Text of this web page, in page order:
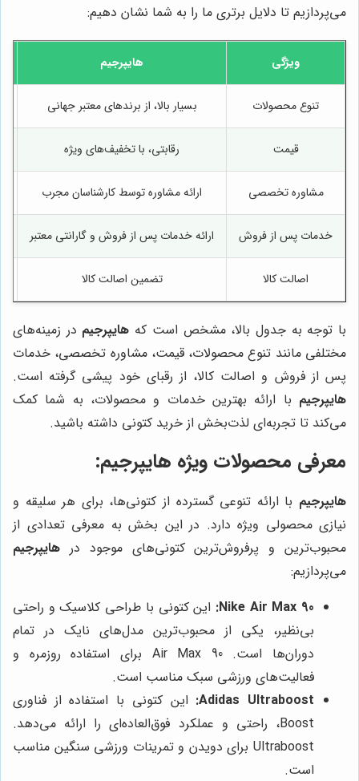
می‌پردازیم تا دلایل برتری ما را به شما نشان دهیم:
ویژگی هایپرجیم
تنوع محصولات بسیار بالا، از برندهای معتبر جهانی
قیمت رقابتی، با تخفیف‌های ویژه
مشاوره تخصصی ارائه مشاوره توسط کارشناسان مجرب
خدمات پس از فروش ارائه خدمات پس از فروش و گارانتی معتبر
اصالت کالا تضمین اصالت کالا
با توجه به جدول بالا، مشخص است که هایپرجیم در زمینه‌های
مختلفی مانند تنوع محصولات، قیمت، مشاوره تخصصی، خدمات
پس از فروش و اصالت کالا، از رقبای خود پیشی گرفته است.
هایپرجیم با ارائه بهترین خدمات و محصولات، به شما کمک
می‌کند تا تجربه‌ای لذت‌بخش از خرید کتونی داشته باشید.
معرفی محصولات ویژه هایپرجیم:
هایپرجیم با ارائه تنوعی گسترده از کتونی‌ها، برای هر سلیقه و
نیازی محصولی ویژه دارد. در این بخش به معرفی تعدادی از
محبوب‌ترین و پرفروش‌ترین کتونی‌های موجود در هایپرجیم
می‌پردازیم:
Nike Air Max 90: این کتونی با طراحی کلاسیک و راحتی
بی‌نظیر، یکی از محبوب‌ترین مدل‌های نایک در تمام
دوران‌ها است. Air Max 90 برای استفاده روزمره و
فعالیت‌های ورزشی سبک مناسب است.
Adidas Ultraboost: این کتونی با استفاده از فناوری
Boost، راحتی و عملکرد فوق‌العاده‌ای را ارائه می‌دهد.
Ultraboost برای دویدن و تمرینات ورزشی سنگین مناسب
است.